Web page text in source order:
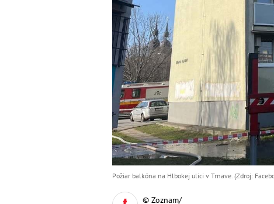
Požiar balkóna na Hlbokej ulici v Trnave. (Zdroj:
© Zoznam/